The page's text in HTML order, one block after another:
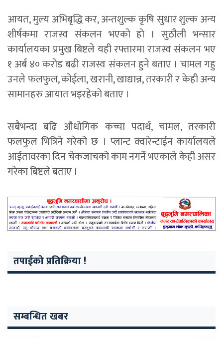
आयत, मुल्य अभिबृद्धि कर, अन्तशुल्क कृषि सुधार शुल्क अन्य
शीर्षकमा राजस्व संकलन भएको हो । सुठौली भन्सार
कार्यालयका प्रमुख बिष्टले यही रफ्तारमा राजस्व संकलन भए
१ अर्ब ४० करोड बढी राजस्व संकलन हुने बताए । चामल गहु
उनले फलफुल, कोईला, खरानी, खाद्यान्न, तरकारी र केही अन्य
सामानहरु आयात भइरहेको बताए ।
सबैभन्दा बढि औधोगिक कच्चा पदार्थ, चामल, तरकारी
फलफुल भित्रिने गरेको छ । प्लान्ट क्वारेन्टाईन कार्यालयले
आईतावरका दिन चेकजाचको काम नगर्ने भएकाले केही असर
गरेका बिष्टले बताए ।
तपाईको प्रतिक्रिया !
सम्बन्धित खबर